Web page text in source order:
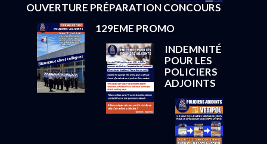
OUVERTURE PRÉPARATION CONCOURS
129EME PROMO
INDEMNITÉ
POUR LES
POLICIERS
ADJOINTS